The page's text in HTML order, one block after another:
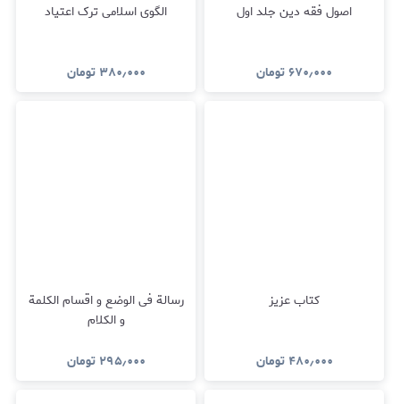
اصول فقه دین جلد اول
۶۷۰٫۰۰۰تومان
الگوی اسلامی ترک اعتیاد
۳۸۰٫۰۰۰ تومان
کتاب عزیز
۴۸۰٫۰۰۰ تومان
رسالة فی الوضع و اقسام الکلمة
و الکلام
۲۹۵٫۰۰۰ تومان